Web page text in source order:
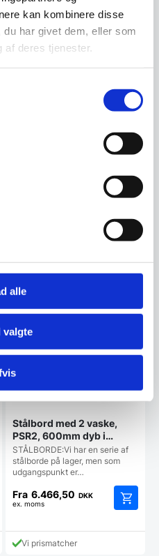
kan kombinere disse
har givet dem, eller som
af deres tjenester.
alle
valgte
samt eksterne
findes vores beregner
Klik her
Stålbord med 2 vaske,
PSR2, 600mm dyb i
mange længder
STÅLBORDE:Vi har en serie af
stålborde på lager, men som
udgangspunkt er…
Fra 6.466,50 DKK
ex. moms
vare
Vi prismatcher